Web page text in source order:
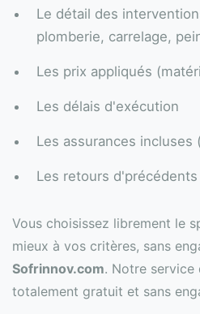
Le détail des
plomberie, carrelage,
Les prix appliqués
Les délais d'exécution
Les assurances incluses
Les retours
Vous choisissez librement le
mieux à vos critères, sans
Sofrinnov.com. Notre service
totalement gratuit et sans